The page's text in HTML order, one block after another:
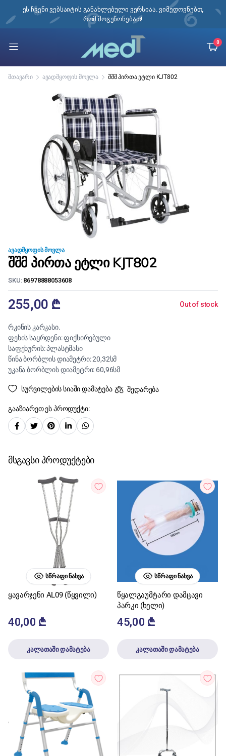
ეს ჩვენი ვებსაიტის განახლებული ვერსიაა. ვიმედოვნებთ,
რომ მოგეწონებათ!
0
მთავარი ავადმყოფის მოვლა შშმ პირთა ეტლი KJT802
ᲐᲕᲐᲓᲛᲧᲝᲤᲘᲡ ᲛᲝᲕᲚᲐ
შშმ პირთა ეტლი KJT802
SKU: 86978888053608
255,00 ₾ Out of stock
რკინის კარკასი.
ფეხის საყრდენი: ფიქსირებული
საფეხურის: პლასტმასი
წინა ბორბლის დიამეტრი: 20,32სმ
უკანა ბორბლის დიამეტრი: 60,96სმ
სურვილების სიაში დამატება შედარება
გააზიარეთ ეს პროდუქტი:
მსგავსი პროდუქტები
ᲡᲬᲠᲐᲤᲘ ᲜᲐᲮᲕᲐ
ყავარჯენი AL09 (წყვილი)
40,00 ₾
კალათაში დამატება
ᲡᲬᲠᲐᲤᲘ ᲜᲐᲮᲕᲐ
წყალგაუმტარი დამცავი
პარკი (ხელი)
45,00 ₾
კალათაში დამატება